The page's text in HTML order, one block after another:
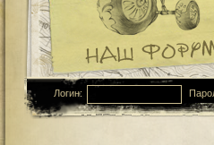
Логин: